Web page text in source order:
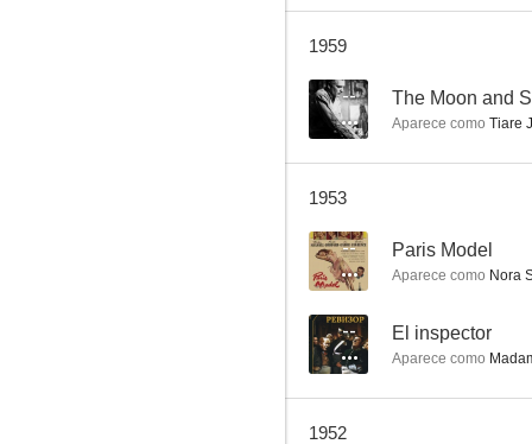
1959
-- The Moon and
Aparece como Tiare
1953
-- Paris Model
Aparece como Nora
-- El inspector
Aparece como
1952